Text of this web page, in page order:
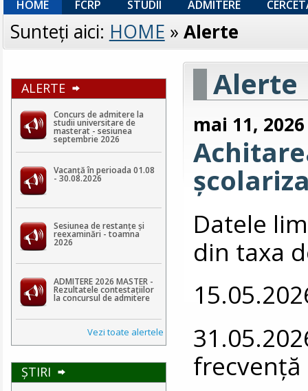
HOME FCRP STUDII ADMITERE
Sunteţi aici: HOME » Alerte
ALERTE
Concurs de admitere la
studii universitare de
masterat - sesiunea
septembrie 2026
Vacanță în perioada 01.08
- 30.08.2026
Sesiunea de restanțe și
reexaminări - toamna
2026
ADMITERE 2026 MASTER -
Rezultatele contestaţiilor
la concursul de admitere
Vezi toate alertele
ŞTIRI
Alerte
mai 11, 2026
Datele
din taxa